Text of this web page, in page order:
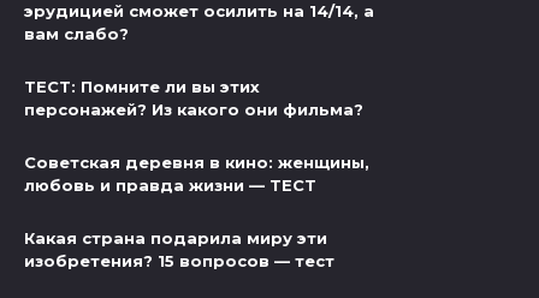
эрудицией сможет осилить на 14/14, а
вам слабо?
ТЕСТ: Помните ли вы этих
персонажей? Из какого они фильма?
Советская деревня в кино: женщины,
любовь и правда жизни — ТЕСТ
Какая страна подарила миру эти
изобретения? 15 вопросов — тест